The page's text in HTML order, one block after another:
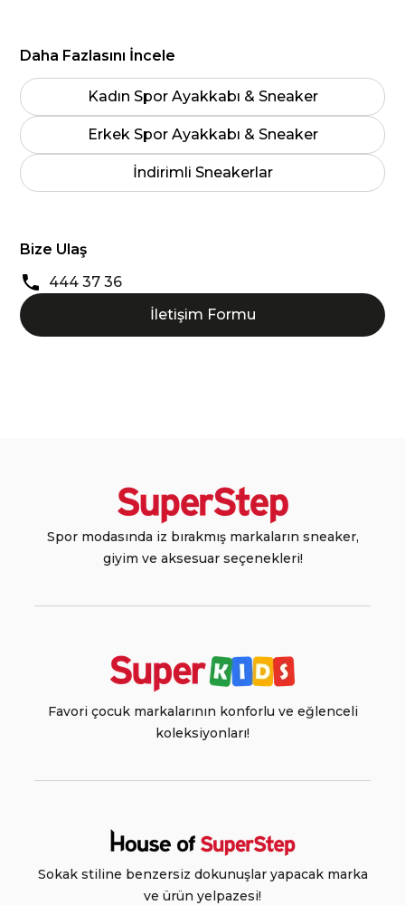
Daha Fazlasını İncele
Kadın Spor Ayakkabı & Sneaker
Erkek Spor Ayakkabı & Sneaker
İndirimli Sneakerlar
Bize Ulaş
444 37 36
İletişim Formu
Spor modasında iz bırakmış markaların sneaker,
giyim ve aksesuar seçenekleri!
Favori çocuk markalarının konforlu ve eğlenceli
koleksiyonları!
Sokak stiline benzersiz dokunuşlar yapacak marka
ve ürün yelpazesi!